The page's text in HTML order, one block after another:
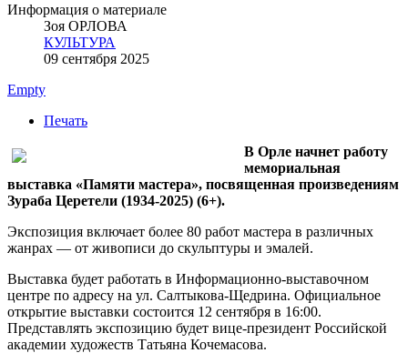
Информация о материале
Зоя ОРЛОВА
КУЛЬТУРА
09 сентября 2025
Empty
Печать
В Орле начнет работу
мемориальная
выставка «Памяти мастера», посвященная произведениям
Зураба Церетели (1934-2025) (6+).
Экспозиция включает более 80 работ мастера в различных
жанрах — от живописи до скульптуры и эмалей.
Выставка будет работать в Информационно-выставочном
центре по адресу на ул. Салтыкова-Щедрина. Официальное
открытие выставки состоится 12 сентября в 16:00.
Представлять экспозицию будет вице-президент Российской
академии художеств Татьяна Кочемасова.